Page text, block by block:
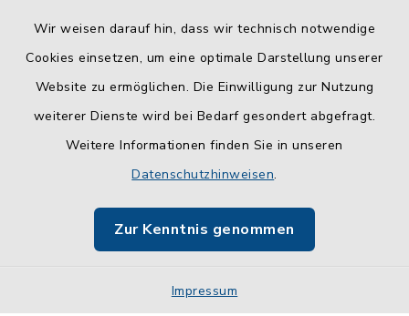
Wir weisen darauf hin, dass wir technisch notwendige
Cookies einsetzen, um eine optimale Darstellung unserer
Website zu ermöglichen. Die Einwilligung zur Nutzung
weiterer Dienste wird bei Bedarf gesondert abgefragt.
Weitere Informationen finden Sie in unseren
Datenschutzhinweisen.
Zur Kenntnis genommen
Impressum
Barrierefreiheit
Impressum
Sitemap